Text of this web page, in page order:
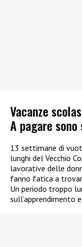
Vacanze
A pagare
13 settimane di
lunghi del Vecchio
lavorative delle
fanno fatica a
Un periodo troppo
sull’apprendimento